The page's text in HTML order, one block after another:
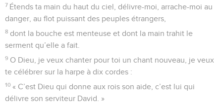
7 Étends ta main du haut du ciel, délivre-moi, arrache-moi au
danger, au flot puissant des peuples étrangers,
8 dont la bouche est menteuse et dont la main trahit le
serment qu’elle a fait.
9 O Dieu, je veux chanter pour toi un chant nouveau, je veux
te célébrer sur la harpe à dix cordes :
10 « C’est Dieu qui donne aux rois son aide, c’est lui qui
délivre son serviteur David. »